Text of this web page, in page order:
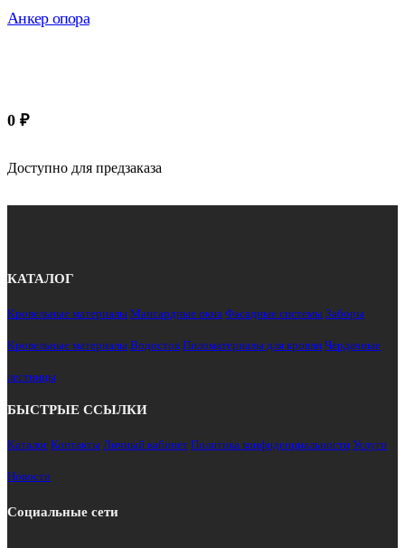
Анкер опора
0 ₽
Доступно для предзаказа
КАТАЛОГ
Кровельные материалы Мансардные окна Фасадные системы Заборы
Кровельные материалы Водосток Пиломатериалы для кровли Чердачные
лестницы
БЫСТРЫЕ ССЫЛКИ
Каталог Контакты Личный кабинет Политика конфиденциальности Услуги
Новости
Социальные сети